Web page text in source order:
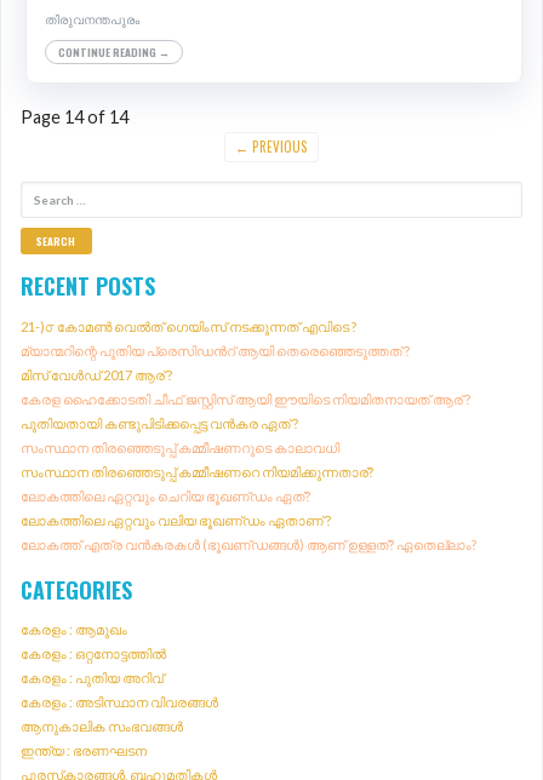
തിരുവനന്തപുരം
CONTINUE READING →
P
N
A
V
I
G
A
T
I
O
N
Page 14 of 14
← PREVIOUS
C
RECENT POSTS
21-)൦ കോമൺ വെൽത് ഗെയിംസ് നടക്കുന്നത് എവിടെ ?
മ്യാന്മറിന്റെ പുതിയ പ്രെസിഡൻറ് ആയി തെരെഞ്ഞെടുത്തത് ?
മിസ് വേൾഡ് 2017 ആര് ?
കേരള ഹൈക്കോടതി ചീഫ് ജസ്റ്റിസ് ആയി ഈയിടെ നിയമിതനായത് ആര് ?
പുതിയതായി കണ്ടുപിടിക്കപ്പെട്ട വൻകര ഏത് ?
സംസ്ഥാന തിരഞ്ഞെടുപ്പ് കമ്മീഷണറുടെ കാലാവധി
സംസ്ഥാന തിരഞ്ഞെടുപ്പ് കമ്മീഷണറെ നിയമിക്കുന്നതാര്?
ലോകത്തിലെ ഏറ്റവും ചെറിയ ഭൂഖണ്‌ഡം ഏത്?
ലോകത്തിലെ ഏറ്റവും വലിയ ഭൂഖണ്‌ഡം ഏതാണ് ?
ലോകത്ത് എത്ര വൻകരകൾ (ഭൂഖണ്‌ഡങ്ങൾ) ആണ് ഉള്ളത്? ഏതെല്ലാം?
CATEGORIES
കേരളം : ആമുഖം
കേരളം : ഒറ്റനോട്ടത്തിൽ
കേരളം : പുതിയ അറിവ്
കേരളം : അടിസ്ഥാന വിവരങ്ങൾ
ആനുകാലിക സംഭവങ്ങൾ
ഇന്ത്യ : ഭരണഘടന
പുരസ്‌കാരങ്ങൾ, ബഹുമതികൾ